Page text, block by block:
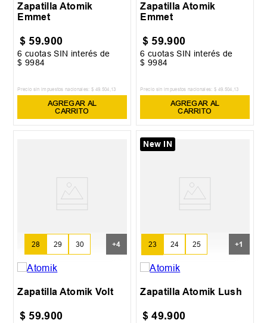
Zapatilla Atomik
Emmet
$ 59.900
6 cuotas SIN interés de
$ 9984
Precio sin impuestos nacionales: $ 49.504 ,13
AGREGAR AL
CARRITO
Zapatilla Atomik
Emmet
$ 59.900
6 cuotas SIN interés de
$ 9984
Precio sin impuestos nacionales: $ 49.504 ,13
AGREGAR AL
CARRITO
28 29 30 +4
Zapatilla Atomik Volt
$ 59.900
New IN
23 24 25
26
+1
Zapatilla Atomik Lush
$ 49.900